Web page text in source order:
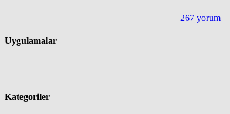
267 yorum
Uygulamalar
Kategoriler